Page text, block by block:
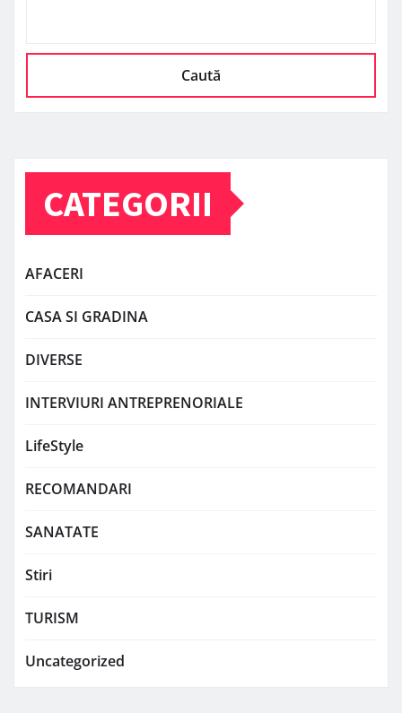
Caută
CATEGORII
AFACERI
CASA SI GRADINA
DIVERSE
INTERVIURI ANTREPRENORIALE
LifeStyle
RECOMANDARI
SANATATE
Stiri
TURISM
Uncategorized